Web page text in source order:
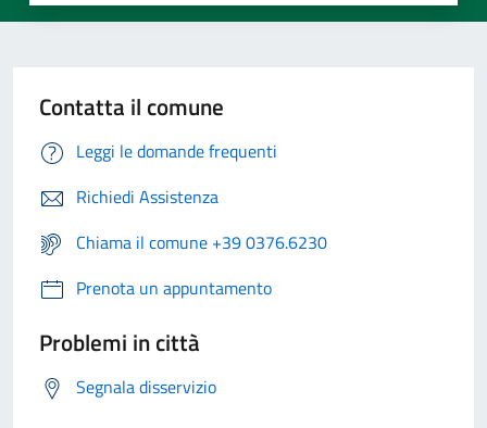
Contatta il comune
Leggi le domande frequenti
Richiedi Assistenza
Chiama il comune +39 0376.6230
Prenota un appuntamento
Problemi in città
Segnala disservizio